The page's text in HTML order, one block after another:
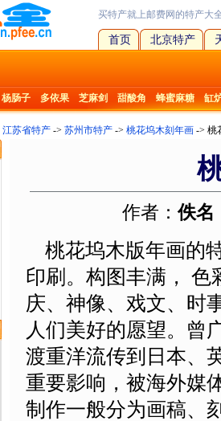
买特产就上邮费网的特产大
首页 北京特产
杨肠子 多依果 芝麻剑 甜酸角 蜂蜜麻糖 缸
江苏省特产 -> 苏州市特产 -> 桃花坞木刻年画 -> 桃
作者：佚名
桃花坞木版年画的
印刷。构图丰满， 色
庆、神像、戏文、时
人们美好的愿望。曾
渡重洋流传到日本、
重要影响，被海外媒
制作一般分为画稿、